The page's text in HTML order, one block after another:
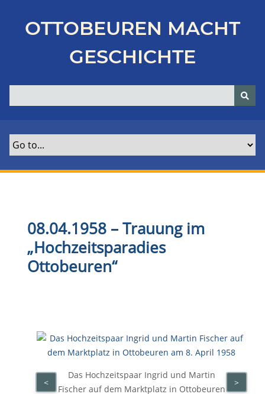
p
OTTOBEUREN MACHT
GESCHICHTE
08.04.1958 – Trauung im
„Hochzeitsparadies
Ottobeuren“
Das Hochzeitspaar Ingrid und Martin
Fischer auf dem Marktplatz in Ottobeuren
< >